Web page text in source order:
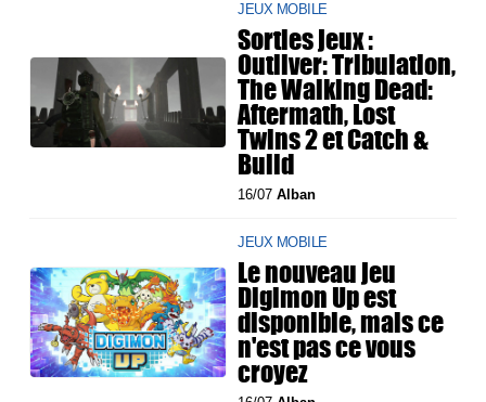
JEUX MOBILE
Sorties jeux :
Outliver: Tribulation,
The Walking Dead:
Aftermath, Lost
Twins 2 et Catch &
Build
16/07Alban
JEUX MOBILE
Le nouveau jeu
Digimon Up est
disponible, mais ce
n'est pas ce vous
croyez